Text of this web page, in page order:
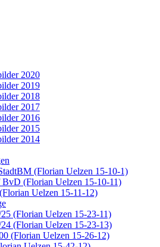
2020
2019
2018
2017
2016
2015
2014
(Florian Uelzen 15-10-1)
(Florian Uelzen 15-10-11)
Uelzen 15-11-12)
(Florian Uelzen 15-23-11)
(Florian Uelzen 15-23-13)
(Florian Uelzen 15-26-12)